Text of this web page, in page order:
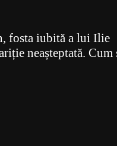
fosta iubită a lui Ilie
neașteptată. Cum